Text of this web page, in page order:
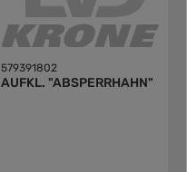
579391802
AUFKL. "ABSPERRHAHN"